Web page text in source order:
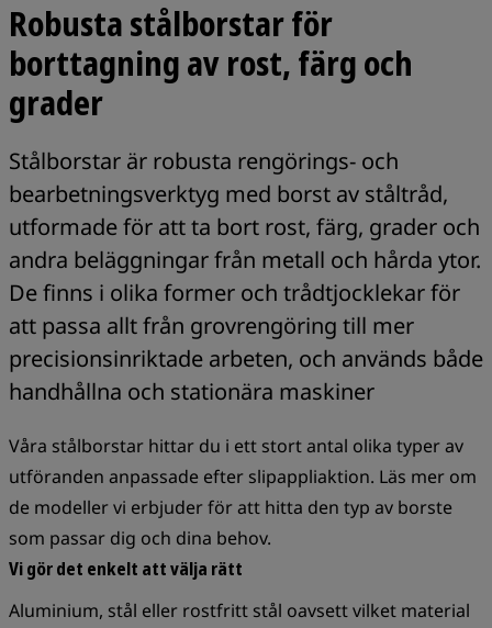
Robusta stålborstar för
borttagning av rost, färg och
grader
Stålborstar är robusta rengörings- och
bearbetningsverktyg med borst av ståltråd,
utformade för att ta bort rost, färg, grader och
andra beläggningar från metall och hårda ytor.
De finns i olika former och trådtjocklekar för
att passa allt från grovrengöring till mer
precisionsinriktade arbeten, och används både
handhållna och stationära maskiner
Våra stålborstar hittar du i ett stort antal olika typer av
utföranden anpassade efter slipappliaktion. Läs mer om
de modeller vi erbjuder för att hitta den typ av borste
som passar dig och dina behov.
Vi gör det enkelt att välja rätt
Aluminium, stål eller rostfritt stål oavsett vilket material